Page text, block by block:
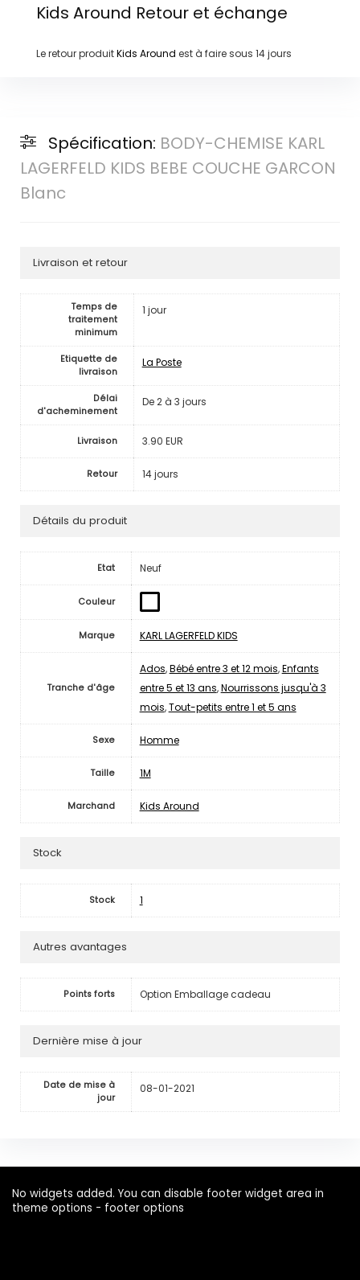
Kids Around Retour et échange
Le retour produitKids Around est à faire sous 14 jours
Spécification: BODY-CHEMISE KARL
LAGERFELD KIDS BEBE COUCHE GARCON
Blanc
Livraison et retour
Temps de
traitement
minimum
1 jour
Etiquette de
livraison
La Poste
Délai
d'acheminement
De 2 à 3 jours
Livraison 3.90 EUR
Retour 14 jours
Détails du produit
Etat Neuf
Couleur
Marque KARL LAGERFELD KIDS
Tranche d'âge
Ados,Bébé entre 3 et 12 mois,Enfants
entre 5 et 13 ans,Nourrissons jusqu'à 3
mois,Tout-petits entre 1 et 5 ans
Sexe Homme
Taille 1M
Marchand Kids Around
Stock
Stock 1
Autres avantages
Points forts Option Emballage cadeau
Dernière mise à jour
Date de mise à
jour
08-01-2021
No widgets added. You can disable footer widget area in
theme options - footer options